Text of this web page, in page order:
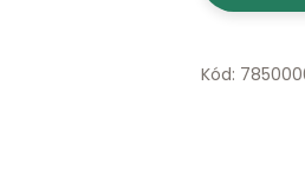
Kód: